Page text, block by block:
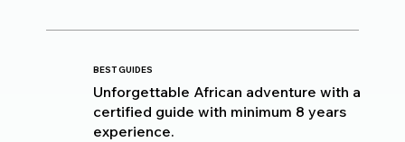
BEST GUIDES
Unforgettable African adventure with a
certified guide with minimum 8 years
experience.